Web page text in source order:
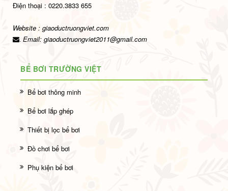
Điện thoại : 0220.3833 655
Website : giaoductruongviet.com
Email: giaoductruongviet2011@gmail.com
BỂ BƠI TRƯỜNG VIỆT
Bể bơi thông minh
Bể bơi lắp ghép
Thiết bị lọc bể bơi
Đồ chơi bể bơi
Phụ kiện bể bơi